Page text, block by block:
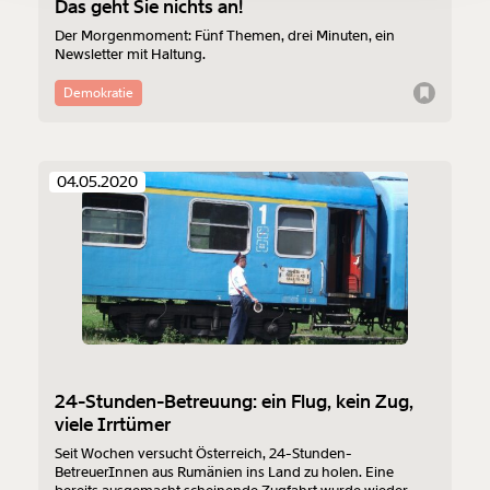
Du erhältst eine E-Mail mit deiner
Geschenkurkunde im PDF-Format, welche Du
ausdrucken oder weiterleiten und verschenken
1/3
Das geht Sie nichts an!
Der Morgenmoment: Fünf Themen, drei Minuten, ein
Newsletter mit Haltung.
Demokratie
04.05.2020
24-Stunden-Betreuung: ein Flug, kein Zug,
viele Irrtümer
Seit Wochen versucht Österreich, 24-Stunden-
BetreuerInnen aus Rumänien ins Land zu holen. Eine